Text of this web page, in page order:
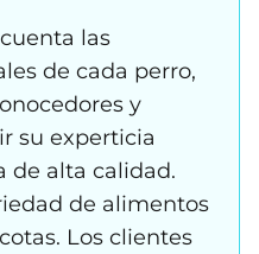
las
de cada perro,
y
su experticia
de alta calidad.
de alimentos
Los clientes